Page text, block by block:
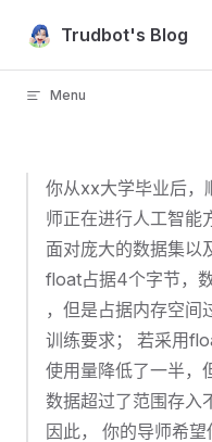
Skip to content
Trudbot's Blog
Menu
你从xx大学毕业后，
师正在进行人工智能
面对庞大的数据集以
float占据4个字节，
，但是占据内存空间
训练要求； 若采用
使用量降低了一半，
数据超过了范围存入
因此， 你的导师希